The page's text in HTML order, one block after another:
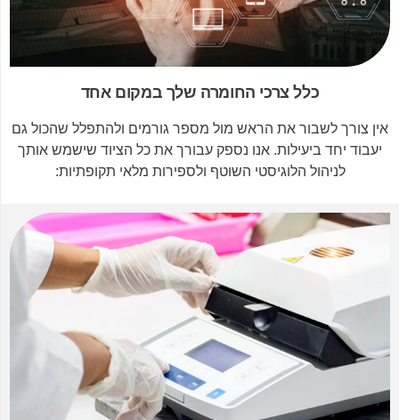
כלל צרכי החומרה שלך במקום אחד
אין צורך לשבור את הראש מול מספר גורמים ולהתפלל שהכול גם
יעבוד יחד ביעילות. אנו נספק עבורך את כל הציוד שישמש אותך
לניהול הלוגיסטי השוטף ולספירות מלאי תקופתיות: